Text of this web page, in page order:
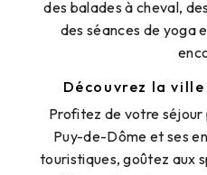
des balades à cheval,
des séances de yoga
Découvrez la
Profitez de votre séjour
Puy-de-Dôme et ses
touristiques, goûtez aux